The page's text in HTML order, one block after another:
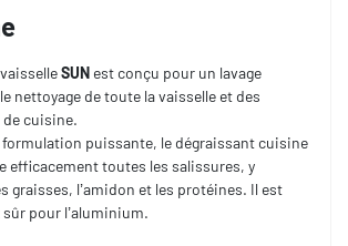
SUNest conçu pour un lavage
nettoyage de toute la vaisselle et des
cuisine.
formulation puissante, le dégraissant cuisine
efficacement toutes les salissures, y
graisses, l’amidon et les protéines. Il est
sûr pour l’aluminium.